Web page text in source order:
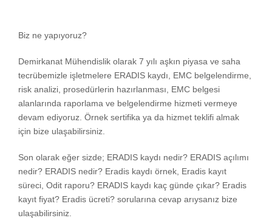
Biz ne yapıyoruz?
Demirkanat Mühendislik olarak 7 yılı aşkın piyasa ve saha
tecrübemizle işletmelere ERADIS kaydı, EMC belgelendirme,
risk analizi, prosedürlerin hazırlanması, EMC belgesi
alanlarında raporlama ve belgelendirme hizmeti vermeye
devam ediyoruz. Örnek sertifika ya da hizmet teklifi almak
için bize ulaşabilirsiniz.
Son olarak eğer sizde; ERADIS kaydı nedir? ERADIS açılımı
nedir? ERADIS nedir? Eradis kaydı örnek, Eradis kayıt
süreci, Odit raporu? ERADIS kaydı kaç günde çıkar? Eradis
kayıt fiyat? Eradis ücreti? sorularına cevap arıysanız bize
ulaşabilirsiniz.